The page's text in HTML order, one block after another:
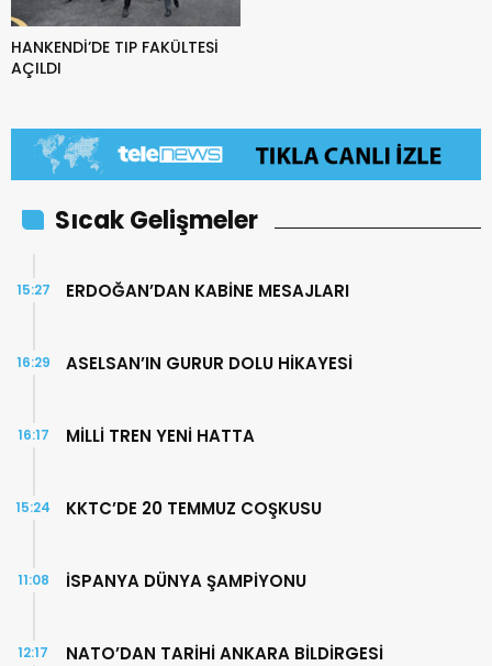
HANKENDİ’DE TIP FAKÜLTESİ
AÇILDI
Sıcak Gelişmeler
ERDOĞAN’DAN KABİNE MESAJLARI
15:27
ASELSAN’IN GURUR DOLU HİKAYESİ
16:29
MİLLİ TREN YENİ HATTA
16:17
KKTC’DE 20 TEMMUZ COŞKUSU
15:24
İSPANYA DÜNYA ŞAMPİYONU
11:08
NATO’DAN TARİHİ ANKARA BİLDİRGESİ
12:17